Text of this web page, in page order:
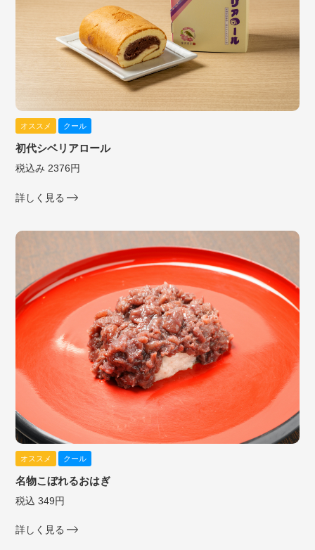
オススメ クール
初代シベリアロール
税込み 2376円
詳しく見る
オススメ クール
名物こぼれるおはぎ
税込 349円
詳しく見る